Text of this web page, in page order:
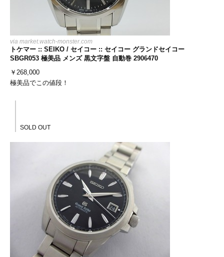
via market.watch-monster.com
トケマー :: SEIKO / セイコー :: セイコー グランドセイコー
SBGR053 極美品 メンズ 黒文字盤 自動巻 2906470
￥ 268,000
極美品でこの値段！
SOLD OUT